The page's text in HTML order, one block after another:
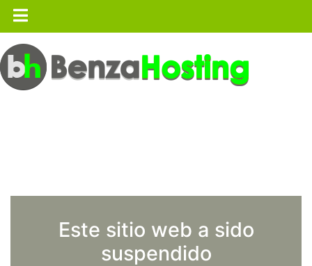
Este sitio web a sido
suspendido